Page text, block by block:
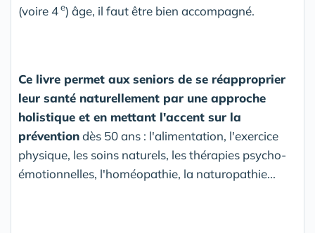
(voire 4e) âge, il faut être bien accompagné.
Ce livre permet aux seniors de se réapproprier
leur santé naturellement par une approche
holistique et en mettant l'accent sur la
préventiondès 50 ans : l'alimentation, l'exercice
physique, les soins naturels, les thérapies psycho-
émotionnelles, l'homéopathie, la naturopathie...